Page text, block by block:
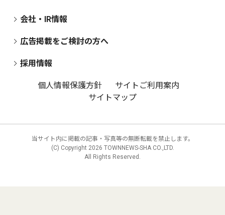
会社・IR情報
広告掲載をご検討の方へ
採用情報
個人情報保護方針
サイトご利用案内
サイトマップ
当サイト内に掲載の記事・写真等の無断転載を禁止します。
(C) Copyright 2026 TOWNNEWS-SHA CO.,LTD.
All Rights Reserved.